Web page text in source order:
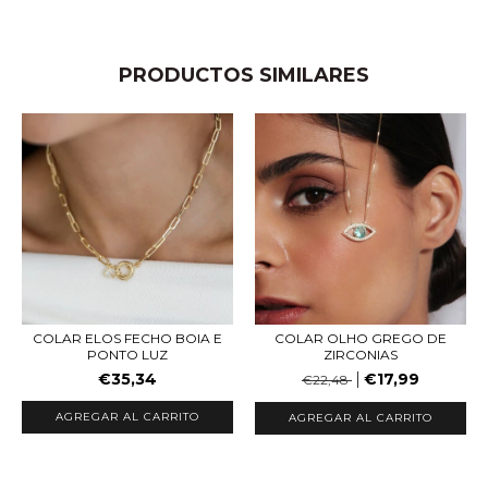
PRODUCTOS SIMILARES
COLAR ELOS FECHO BOIA E
PONTO LUZ
€35,34
AGREGAR AL CARRITO
COLAR OLHO GREGO DE
ZIRCONIAS
€22,48
€17,99